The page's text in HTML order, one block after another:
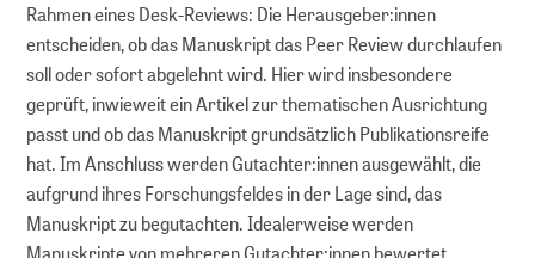
BERATEN
Leitfäden
FAQs
Rahmen eines Desk-Reviews: Die Herausgeber:innen
entscheiden, ob das Manuskript das Peer Review durchlaufen
soll oder sofort abgelehnt wird. Hier wird insbesondere
geprüft, inwieweit ein Artikel zur thematischen Ausrichtung
passt und ob das Manuskript grundsätzlich Publikationsreife
hat. Im Anschluss werden Gutachter:innen ausgewählt, die
aufgrund ihres Forschungsfeldes in der Lage sind, das
Manuskript zu begutachten. Idealerweise werden
Manuskripte von mehreren Gutachter:innen bewertet.